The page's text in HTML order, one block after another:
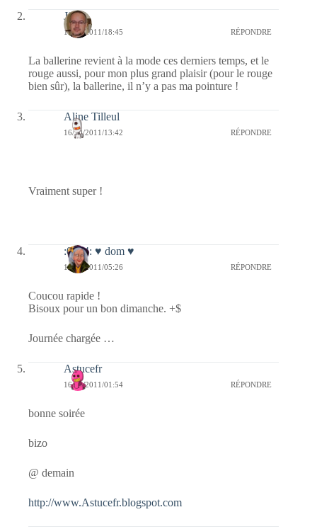
Jj
16/10/2011/18:45 RÉPONDRE
La ballerine revient à la mode ces derniers temps, et le
rouge aussi, pour mon plus grand plaisir (pour le rouge
bien sûr), la ballerine, il n’y a pas ma pointure !
Aline Tilleul
16/10/2011/13:42 RÉPONDRE
Vraiment super !
:0014: ♥ dom ♥
16/10/2011/05:26 RÉPONDRE
Coucou rapide !
Bisoux pour un bon dimanche. +$
Journée chargée …
Astucefr
16/10/2011/01:54 RÉPONDRE
bonne soirée
bizo
@ demain
http://www.Astucefr.blogspot.com